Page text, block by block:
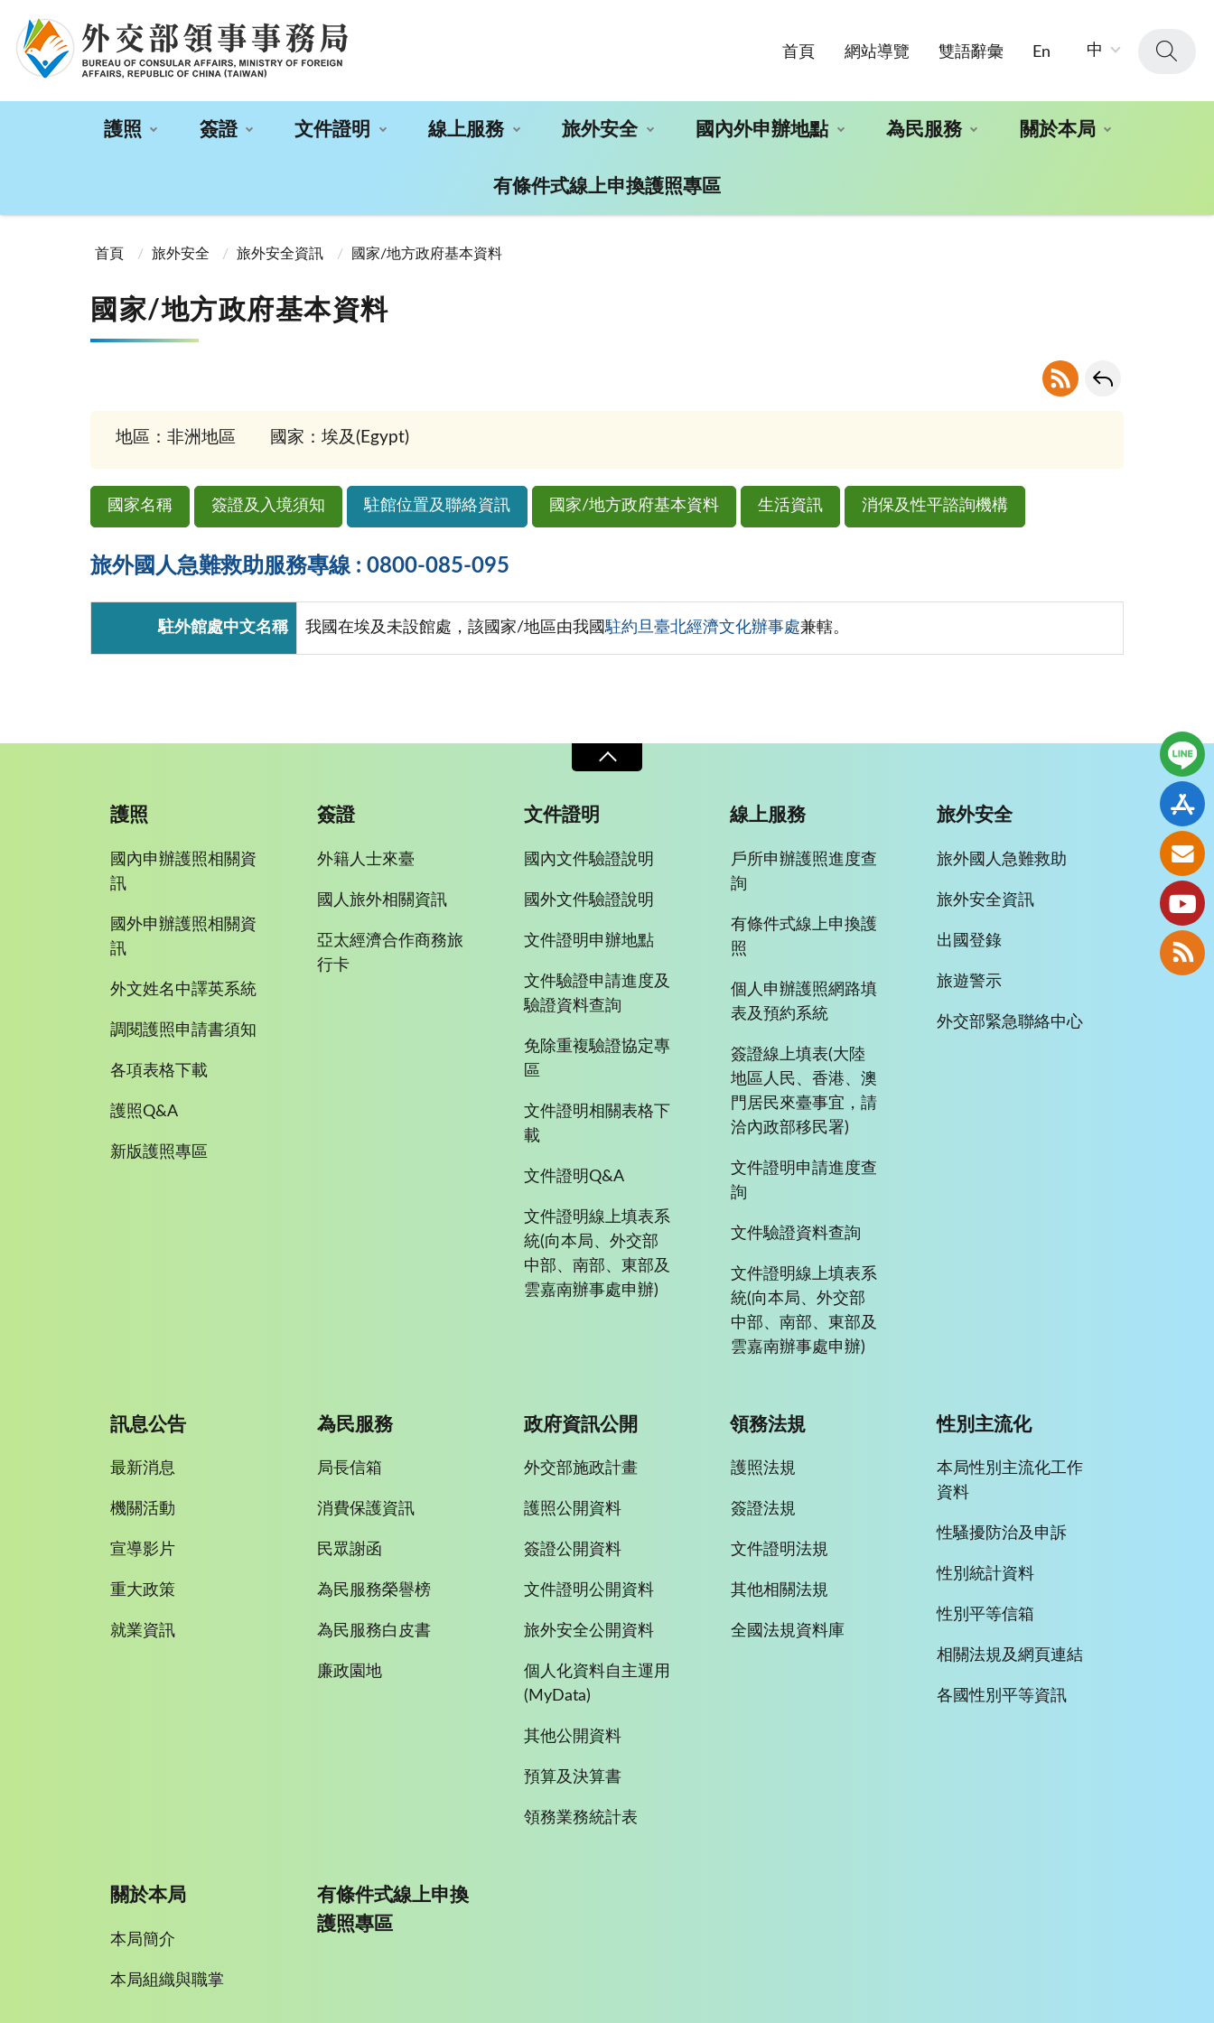
首頁 網站導覽 雙語辭彙 En 中
護照 簽證 文件證明 線上服務 旅外安全 國內外申辦地點 為民服務 關於本局
有條件式線上申換護照專區
首頁
旅外安全 旅外安全資訊 國家/地方政府基本資料
國家/地方政府基本資料
地區：非洲地區 國家：埃及(Egypt)
國家名稱 簽證及入境須知 駐館位置及聯絡資訊 國家/地方政府基本資料 生活資訊 消保及性平諮詢機構
旅外國人急難救助服務專線 : 0800-085-095
駐外館處中文名稱 我國在埃及未設館處，該國家/地區由我國駐約旦臺北經濟文化辦事處兼轄。
護照
國內申辦護照相關資
訊
國外申辦護照相關資
訊
外文姓名中譯英系統
調閱護照申請書須知
各項表格下載
護照Q&A
新版護照專區
簽證
外籍人士來臺
國人旅外相關資訊
亞太經濟合作商務旅
行卡
文件證明
國內文件驗證說明
國外文件驗證說明
文件證明申辦地點
文件驗證申請進度及
驗證資料查詢
免除重複驗證協定專
區
文件證明相關表格下
載
文件證明Q&A
文件證明線上填表系
統(向本局、外交部
中部、南部、東部及
雲嘉南辦事處申辦)
線上服務
戶所申辦護照進度查
詢
有條件式線上申換護
照
個人申辦護照網路填
表及預約系統
簽證線上填表(大陸
地區人民、香港、澳
門居民來臺事宜，請
洽內政部移民署)
文件證明申請進度查
詢
文件驗證資料查詢
文件證明線上填表系
統(向本局、外交部
中部、南部、東部及
雲嘉南辦事處申辦)
旅外安全
旅外國人急難救助
旅外安全資訊
出國登錄
旅遊警示
外交部緊急聯絡中心
訊息公告
最新消息
機關活動
宣導影片
重大政策
就業資訊
為民服務
局長信箱
消費保護資訊
民眾謝函
為民服務榮譽榜
為民服務白皮書
廉政園地
政府資訊公開
外交部施政計畫
護照公開資料
簽證公開資料
文件證明公開資料
旅外安全公開資料
個人化資料自主運用
(MyData)
其他公開資料
預算及決算書
領務業務統計表
領務法規
護照法規
簽證法規
文件證明法規
其他相關法規
全國法規資料庫
性別主流化
本局性別主流化工作
資料
性騷擾防治及申訴
性別統計資料
性別平等信箱
相關法規及網頁連結
各國性別平等資訊
關於本局
本局簡介
本局組織與職掌
有條件式線上申換
護照專區